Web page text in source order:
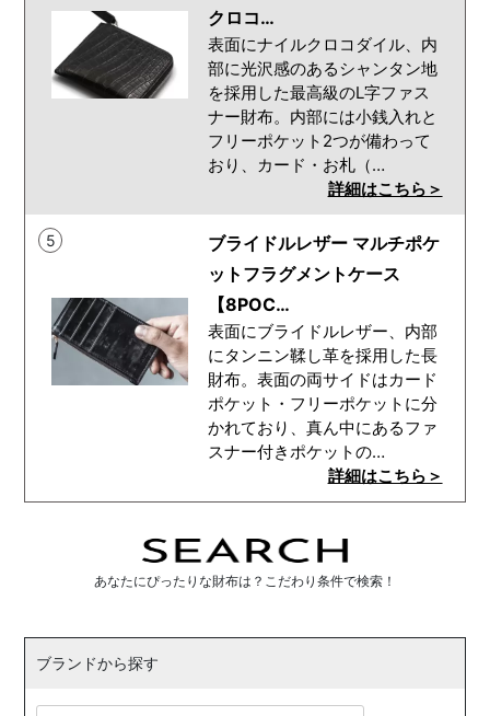
クロコ…
表面にナイルクロコダイル、内
部に光沢感のあるシャンタン地
を採用した最高級のL字ファス
ナー財布。内部には小銭入れと
フリーポケット2つが備わって
おり、カード・お札（…
詳細はこちら＞
5
ブライドルレザー マルチポケ
ットフラグメントケース
【8POC…
表面にブライドルレザー、内部
にタンニン鞣し革を採用した長
財布。表面の両サイドはカード
ポケット・フリーポケットに分
かれており、真ん中にあるファ
スナー付きポケットの…
詳細はこちら＞
あなたにぴったりな財布は？こだわり条件で検索！
ブランドから探す